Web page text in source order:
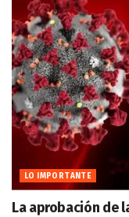
LO IMPORTANTE
La aprobación de